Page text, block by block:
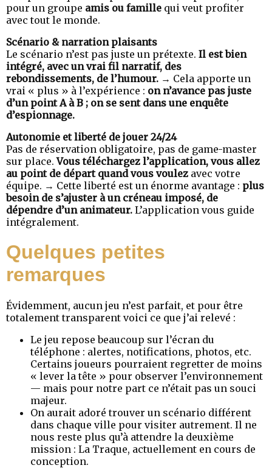
pour un groupe amis ou famille qui veut profiter
avec tout le monde.
Scénario & narration plaisants
Le scénario n’est pas juste un prétexte. Il est bien
intégré, avec un vrai fil narratif, des
rebondissements, de l’humour. → Cela apporte un
vrai « plus » à l’expérience : on n’avance pas juste
d’un point A à B ; on se sent dans une enquête
d’espionnage.
Autonomie et liberté de jouer 24/24
Pas de réservation obligatoire, pas de game-master
sur place.Vous téléchargez l’application, vous allez
au point de départ quand vous voulez avec votre
équipe. → Cette liberté est un énorme avantage : plus
besoin de s’ajuster à un créneau imposé, de
dépendre d’un animateur. L’application vous guide
intégralement.
Quelques petites
remarques
Évidemment, aucun jeu n’est parfait, et pour être
totalement transparent voici ce que j’ai relevé :
Le jeu repose beaucoup sur l’écran du
téléphone : alertes, notifications, photos, etc.
Certains joueurs pourraient regretter de moins
« lever la tête » pour observer l’environnement
— mais pour notre part ce n’était pas un souci
majeur.
On aurait adoré trouver un scénario différent
dans chaque ville pour visiter autrement. Il ne
nous reste plus qu’à attendre la deuxième
mission : La Traque, actuellement en cours de
conception.